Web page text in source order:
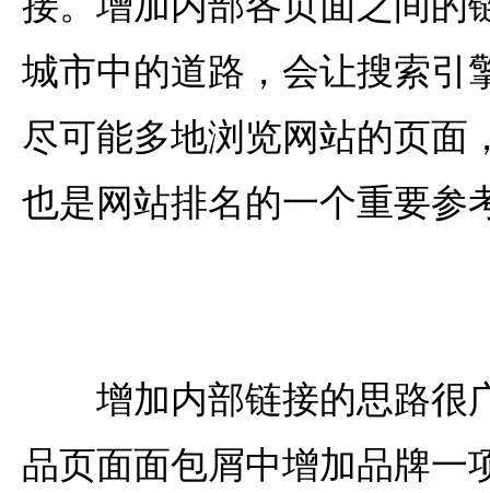
城市中的道路，会让搜索引
尽可能多地浏览网站的页面
也是网站排名的一个重要参
增加内部链接的思路很
品页面面包屑中增加品牌一